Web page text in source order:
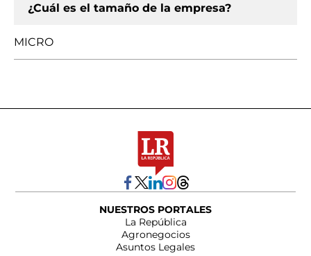
¿Cuál es el tamaño de la empresa?
MICRO
NUESTROS PORTALES
La República
Agronegocios
Asuntos Legales